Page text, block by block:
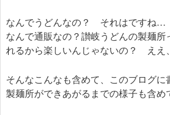
なんでうどんなの？ それはですね…
なんで通販なの？讃岐うどんの製麺所
れるから楽しいんじゃないの？ え
そんなこんなも含めて、このブログに
製麺所ができあがるまでの様子も含め